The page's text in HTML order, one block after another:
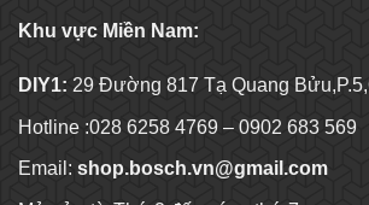
Khu vực Miền Nam:
DIY1: 29 Đường 817 Tạ Quang
Hotline :028 6258 4769 – 0902 683 569
Email: shop.bosch.vn@gmail.com